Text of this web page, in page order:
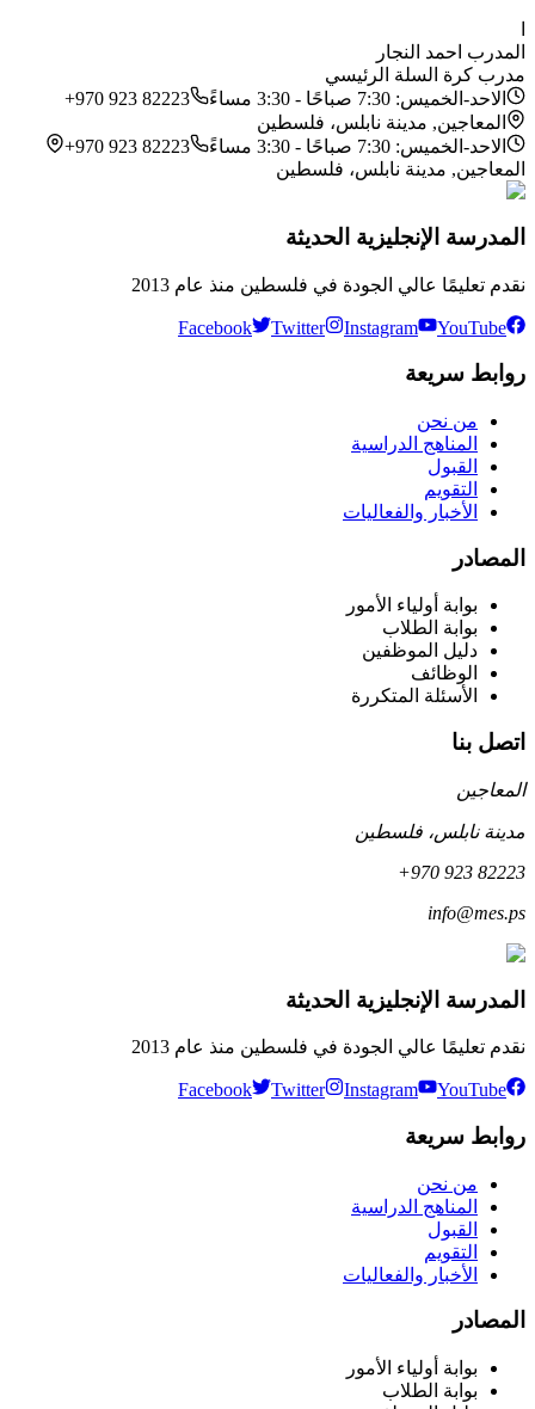
المدرب احمد النجار
مدرب كرة السلة الرئيسي
الاحد-الخميس: 7:30 صباحًا - 3:30 مساءً
+970 923 82223
المعاجين, مدينة نابلس، فلسطين
الاحد-الخميس: 7:30 صباحًا - 3:30 مساءً
+970 923 82223
المعاجين, مدينة نابلس، فلسطين
المدرسة الإنجليزية الحديثة
نقدم تعليمًا عالي الجودة في فلسطين منذ عام 2013
Facebook Twitter Instagram YouTube
روابط سريعة
من نحن
المناهج الدراسية
القبول
التقويم
الأخبار والفعاليات
المصادر
بوابة أولياء الأمور
بوابة الطلاب
دليل الموظفين
الوظائف
الأسئلة المتكررة
اتصل بنا
المعاجين
مدينة نابلس، فلسطين
+970 923 82223
info@mes.ps
المدرسة الإنجليزية الحديثة
نقدم تعليمًا عالي الجودة في فلسطين منذ عام 2013
Facebook Twitter Instagram YouTube
روابط سريعة
من نحن
المناهج الدراسية
القبول
التقويم
الأخبار والفعاليات
المصادر
بوابة أولياء الأمور
بوابة الطلاب